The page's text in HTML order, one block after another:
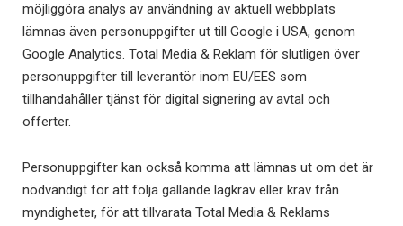
möjliggöra analys av användning av aktuell webbplats
lämnas även personuppgifter ut till Google i USA, genom
Google Analytics. Total Media & Reklam för slutligen över
personuppgifter till leverantör inom EU/EES som
tillhandahåller tjänst för digital signering av avtal och
offerter.
Personuppgifter kan också komma att lämnas ut om det är
nödvändigt för att följa gällande lagkrav eller krav från
myndigheter, för att tillvarata Total Media & Reklams